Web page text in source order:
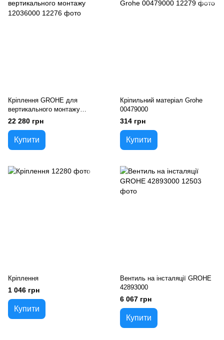
Кріплення GROHE для
вертикального монтажу
12036000
22 280 грн
Купити
Кріпильний матеріал Grohe
00479000
314 грн
Купити
Кріплення
1 046 грн
Купити
Вентиль на інсталяції GROHE
42893000
6 067 грн
Купити